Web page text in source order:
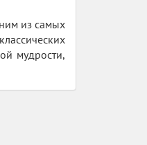
из самых
мудрости,